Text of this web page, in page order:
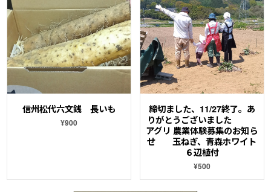
信州松代六文銭 長いも
¥900
締切ました、11/27終了。あ
りがとうございました
アグリ 農業体験募集のお知ら
せ 玉ねぎ、青森ホワイト
６辺植付
¥500